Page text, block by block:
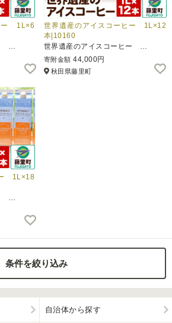
ー 1L×6
…
世界遺産のアイスコーヒー 1L×12
本|10160
世界遺産のアイスコーヒー …
寄附金額 44,000円
秋田県藤里町
1L×18
…
条件を絞り込み
自治体から探す